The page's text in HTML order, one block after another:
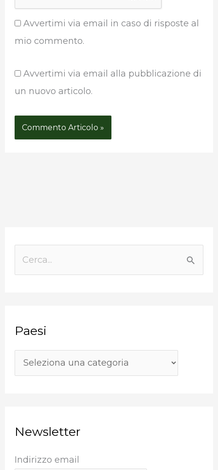
Avvertimi via email in caso di risposte al
mio commento.
Avvertimi via email alla pubblicazione di
un nuovo articolo.
a
:
Paesi
Newsletter
Indirizzo email